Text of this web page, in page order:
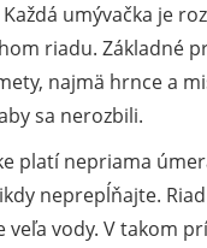
umývačka je
riadu. Základné
najmä hrnce a
sa nerozbili.
platí nepriama
neprepĺňajte.
veľa vody. V takom